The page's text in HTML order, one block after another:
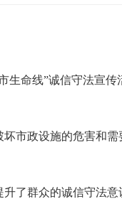
命线”诚信守法宣传
政设施的危害和需
群众的诚信守法意